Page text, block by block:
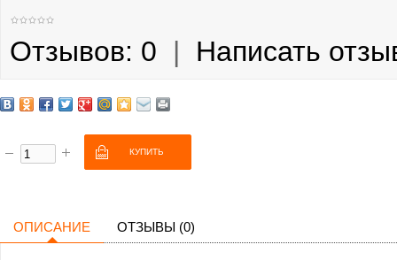
Отзывов: 0 | Написать
ОПИСАНИЕ ОТЗЫВЫ (0)